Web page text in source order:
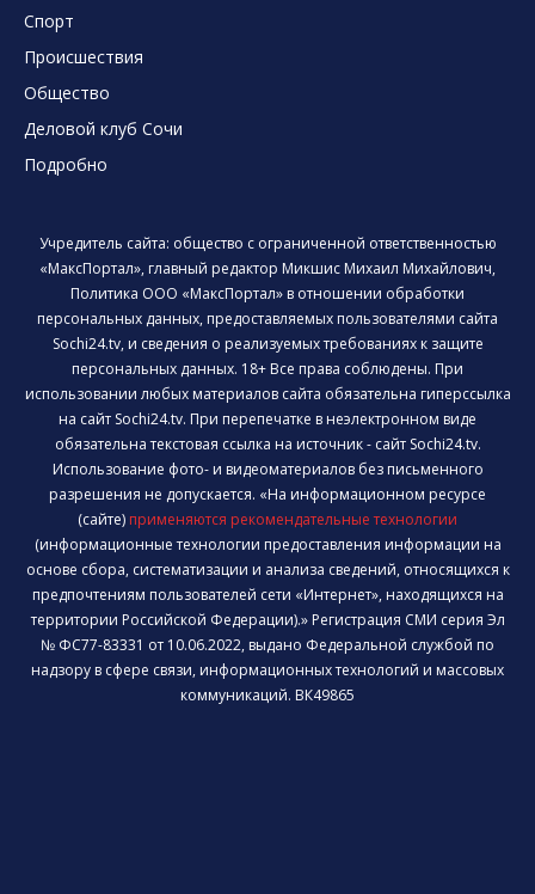
Спорт
Происшествия
Общество
Деловой клуб Сочи
Подробно
Учредитель сайта: общество с ограниченной ответственностью
«МаксПортал», главный редактор Микшис Михаил Михайлович,
Политика ООО «МаксПортал» в отношении обработки
персональных данных, предоставляемых пользователями сайта
Sochi24.tv, и сведения о реализуемых требованиях к защите
персональных данных. 18+ Все права соблюдены. При
использовании любых материалов сайта обязательна гиперссылка
на сайт Sochi24.tv. При перепечатке в неэлектронном виде
обязательна текстовая ссылка на источник - сайт Sochi24.tv.
Использование фото- и видеоматериалов без письменного
разрешения не допускается. «На информационном ресурсе
(сайте) применяются рекомендательные технологии
(информационные технологии предоставления информации на
основе сбора, систематизации и анализа сведений, относящихся к
предпочтениям пользователей сети «Интернет», находящихся на
территории Российской Федерации).» Регистрация СМИ серия Эл
№ ФС77-83331 от 10.06.2022, выдано Федеральной службой по
надзору в сфере связи, информационных технологий и массовых
коммуникаций. ВК49865